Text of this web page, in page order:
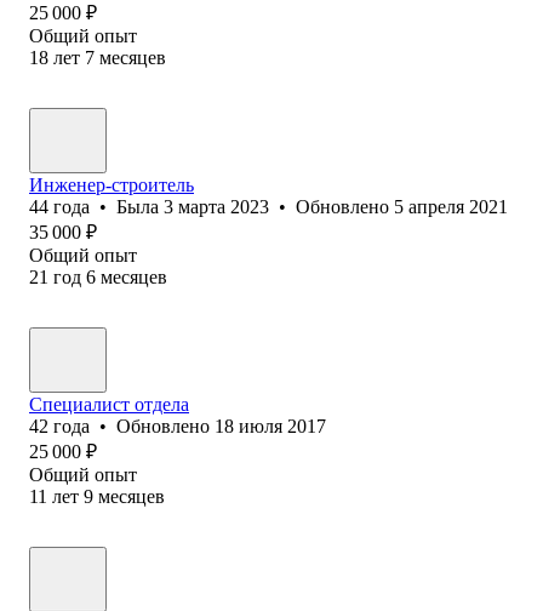
25 000 ₽
Общий опыт
18 лет 7 месяцев
Инженер-строитель
44 года • Была 3 марта 2023 • Обновлено 5 апреля 2021
35 000 ₽
Общий опыт
21 год 6 месяцев
Специалист отдела
42 года • Обновлено 18 июля 2017
25 000 ₽
Общий опыт
11 лет 9 месяцев